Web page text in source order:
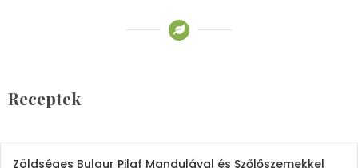
Receptek
2023.03.06.
Zöldséges Bulgur Pilaf Mandulával és Szőlőszemekkel